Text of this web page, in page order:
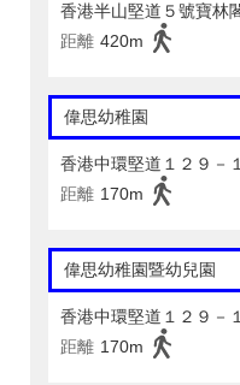
香港半山堅道５號寶林
距離 420m
偉思幼稚園
香港中環堅道１２９－
距離 170m
偉思幼稚園暨幼兒園
香港中環堅道１２９－
距離 170m